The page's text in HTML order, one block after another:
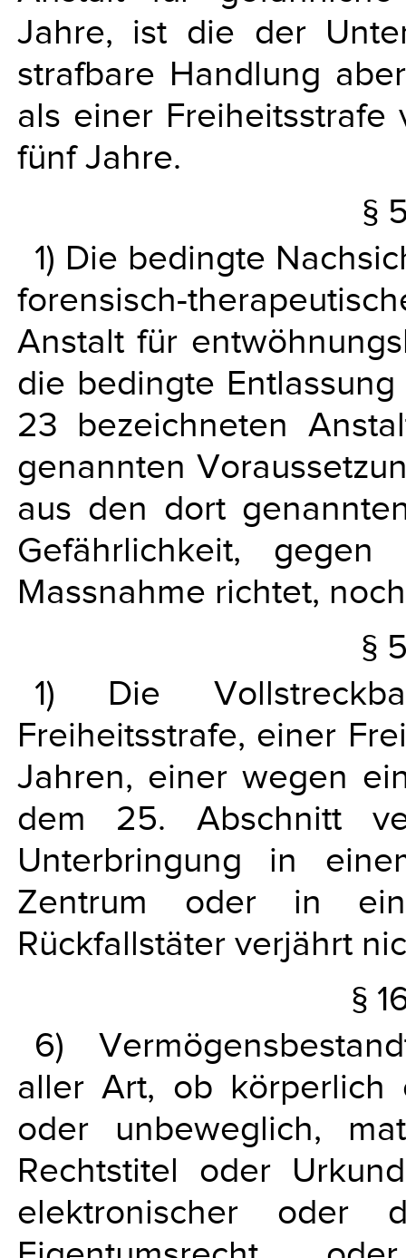
Jahre, ist die der
strafbare Handlung
als einer
fünf Jahre.
§
1) Die bedingte
forensisch-
Anstalt für
die bedingte
23 bezeichneten
genannten
aus den dort
Gefährlichkeit,
Massnahme richtet,
§
1) Die
Freiheitsstrafe, einer
Jahren, einer wegen
dem 25. Abschnitt
Unterbringung in
Zentrum oder in
Rückfallstäter verjährt
§
6)
aller Art, ob körperlich
oder unbeweglich,
Rechtstitel oder
elektronischer